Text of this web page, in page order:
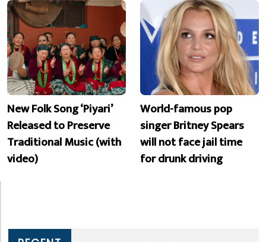
New Folk Song ‘Piyari’
Released to Preserve
Traditional Music (with
video)
World-famous pop
singer Britney Spears
will not face jail time
for drunk driving